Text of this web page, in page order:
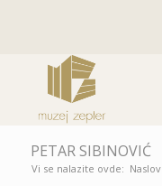
PETAR SIBINOVIĆ
Vi se nalazite ovde: